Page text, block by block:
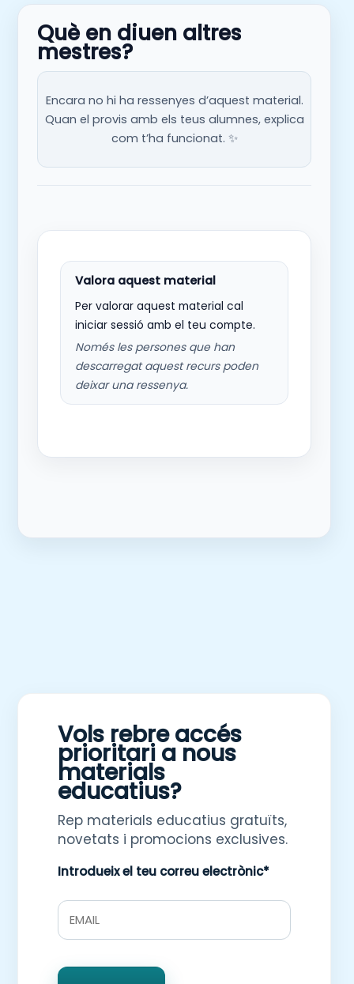
Què en diuen altres
mestres?
Encara no hi ha ressenyes d’aquest material.
Quan el provis amb els teus alumnes, explica
com t’ha funcionat. ✨
Per valorar aquest material cal
iniciar sessió amb el teu compte.
Només les persones que han
descarregat aquest recurs poden
deixar una ressenya.
Vols rebre accés
prioritari a nous
materials
educatius?
Rep materials educatius gratuïts,
novetats i promocions exclusives.
Introdueix el teu correu electrònic*